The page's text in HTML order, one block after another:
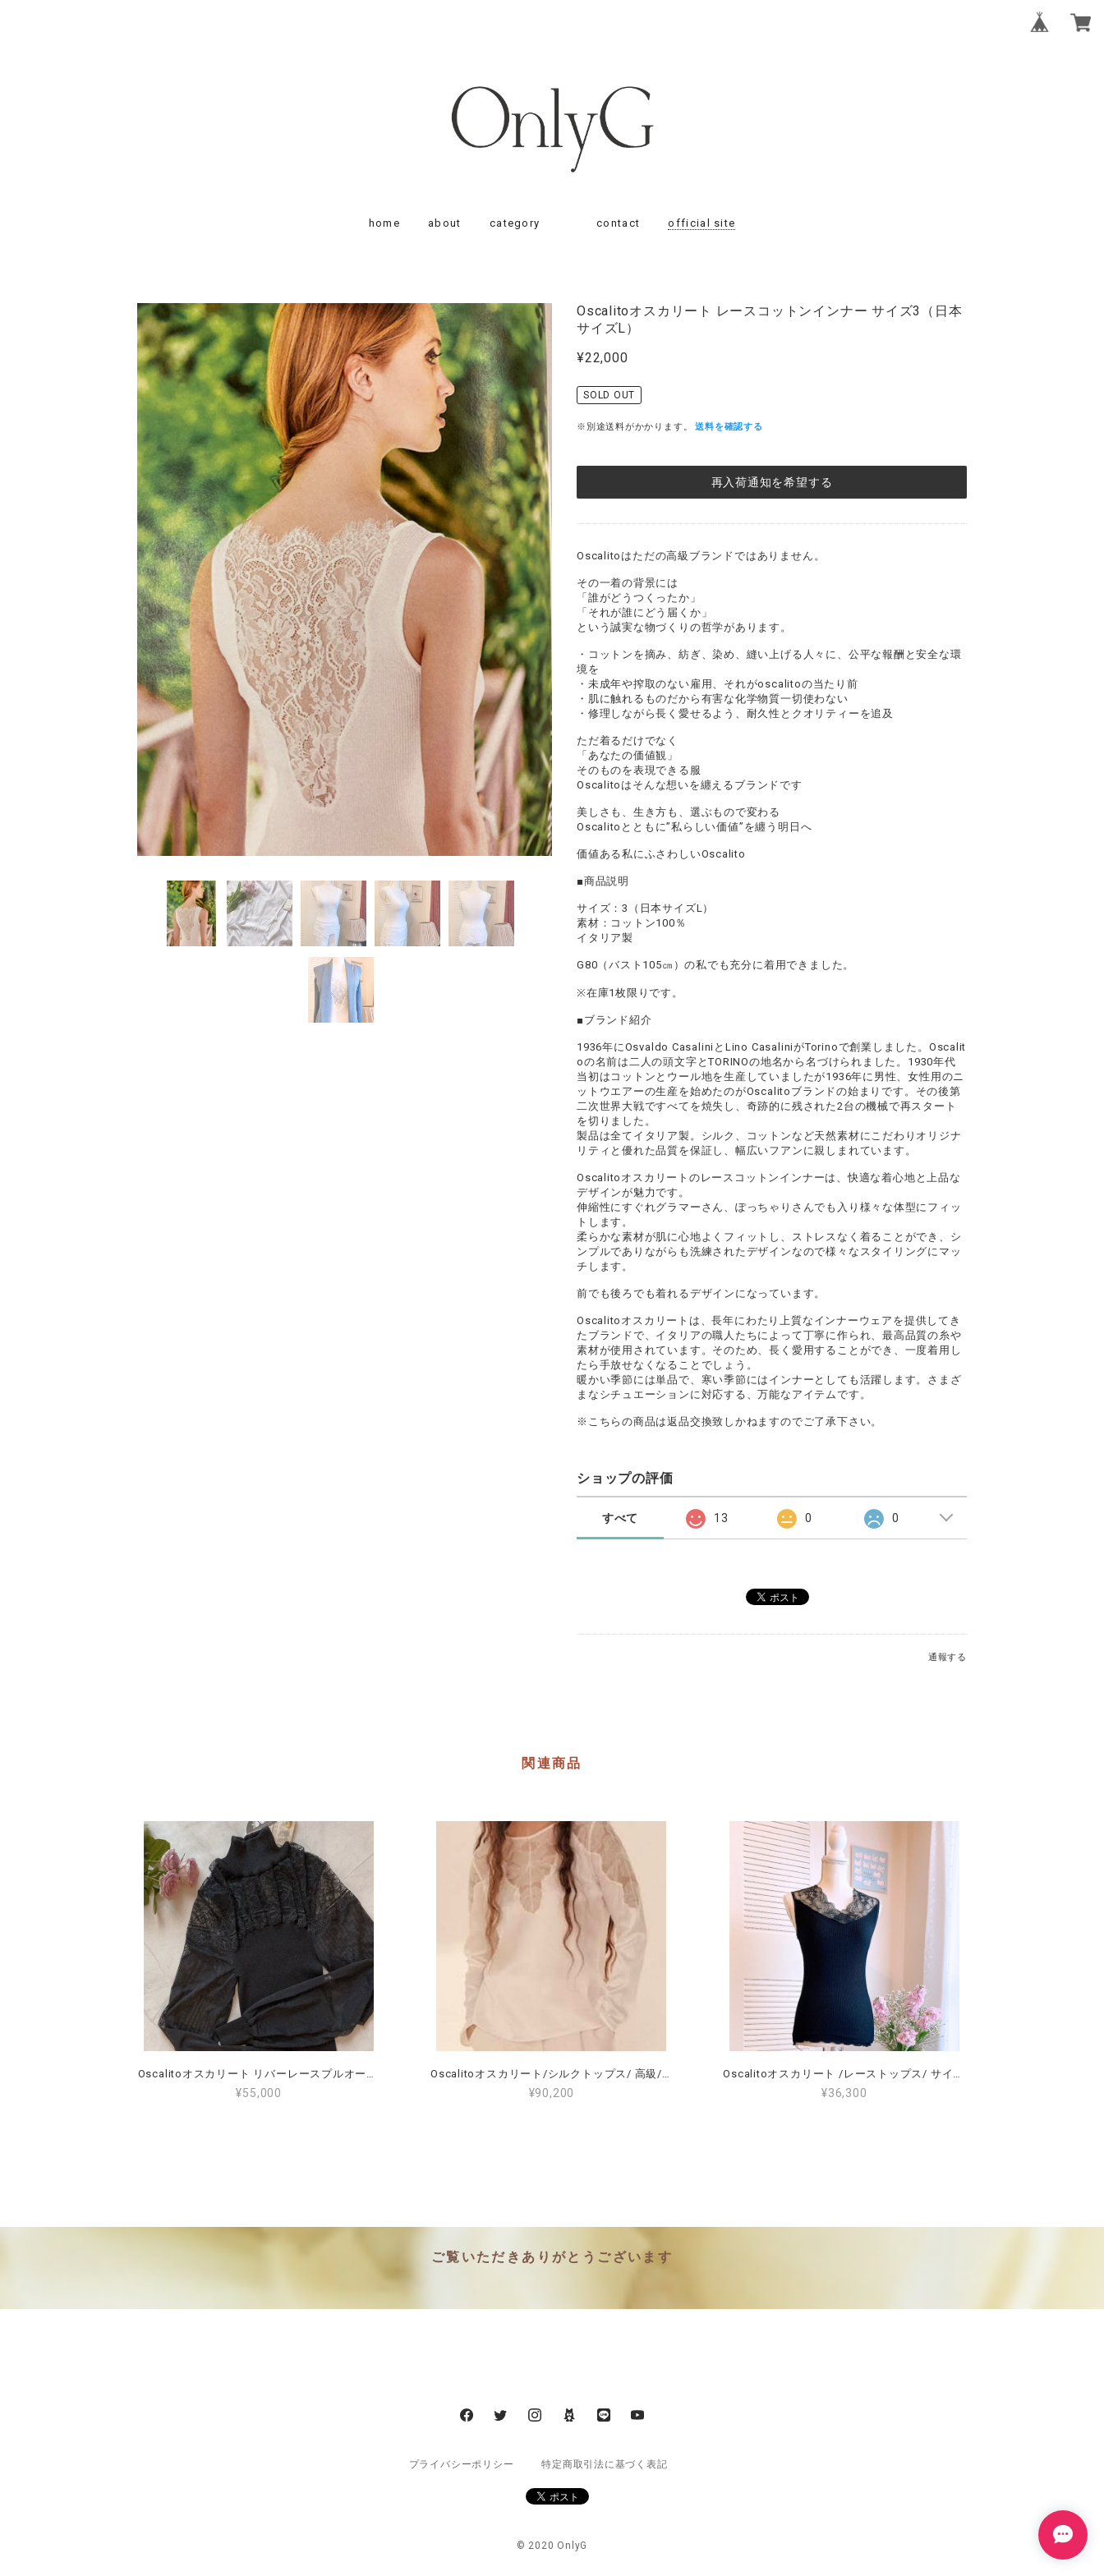
home about category contact official site
Oscalitoオスカリート レースコットンインナー サイズ3（日本
サイズL）
¥22,000
SOLD OUT
※別途送料がかかります。 送料を確認する
再入荷通知を希望する
Oscalitoはただの高級ブランドではありません。
その一着の背景には
「誰がどうつくったか」
「それが誰にどう届くか」
という誠実な物づくりの哲学があります。
・コットンを摘み、紡ぎ、染め、縫い上げる人々に、公平な報酬と安全な環
境を
・未成年や搾取のない雇用、それがoscalitoの当たり前
・肌に触れるものだから有害な化学物質一切使わない
・修理しながら長く愛せるよう、耐久性とクオリティーを追及
ただ着るだけでなく
「あなたの価値観」
そのものを表現できる服
Oscalitoはそんな想いを纏えるブランドです
美しさも、生き方も、選ぶもので変わる
Oscalitoとともに”私らしい価値”を纏う明日へ
価値ある私にふさわしいOscalito
■商品説明
サイズ：3（日本サイズL）
素材：コットン100％
イタリア製
G80（バスト105㎝）の私でも充分に着用できました。
※在庫1枚限りです。
■ブランド紹介
1936年にOsvaldo CasaliniとLino CasaliniがTorinoで創業しました。Oscalit
oの名前は二人の頭文字とTORINOの地名から名づけられました。1930年代
当初はコットンとウール地を生産していましたが1936年に男性、女性用のニ
ットウエアーの生産を始めたのがOscalitoブランドの始まりです。その後第
二次世界大戦ですべてを焼失し、奇跡的に残された2台の機械で再スタート
を切りました。
製品は全てイタリア製。シルク、コットンなど天然素材にこだわりオリジナ
リティと優れた品質を保証し、幅広いフアンに親しまれています。
Oscalitoオスカリートのレースコットンインナーは、快適な着心地と上品な
デザインが魅力です。
伸縮性にすぐれグラマーさん、ぽっちゃりさんでも入り様々な体型にフィッ
トします。
柔らかな素材が肌に心地よくフィットし、ストレスなく着ることができ、シ
ンプルでありながらも洗練されたデザインなので様々なスタイリングにマッ
チします。
前でも後ろでも着れるデザインになっています。
Oscalitoオスカリートは、長年にわたり上質なインナーウェアを提供してき
たブランドで、イタリアの職人たちによって丁寧に作られ、最高品質の糸や
素材が使用されています。そのため、長く愛用することができ、一度着用し
たら手放せなくなることでしょう。
暖かい季節には単品で、寒い季節にはインナーとしても活躍します。さまざ
まなシチュエーションに対応する、万能なアイテムです。
※こちらの商品は返品交換致しかねますのでご了承下さい。
ショップの評価
すべて 13 0 0
通報する
関連商品
Oscalitoオスカリート リバーレースプルオーバー ウールシルク サイズ4（L～2L）（11～13号）7408
¥55,000
Oscalitoオスカリート/シルクトップス/ 高級/サイズ5（15～19号）グラマーぽっちゃりさん、高身長の方におすすめ！<10316>
¥90,200
Oscalitoオスカリート /レーストップス/ サイズ4（L～2L）（11～13号）<7124>
¥36,300
ご覧いただきありがとうございます
プライバシーポリシー 特定商取引法に基づく表記
© 2020 OnlyG